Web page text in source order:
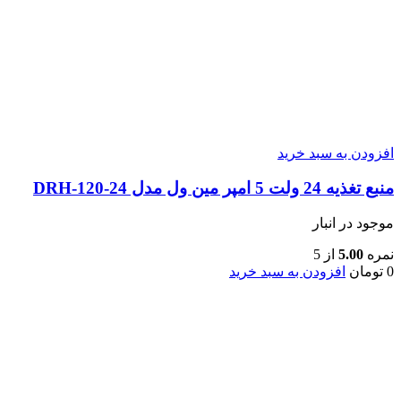
افزودن به سبد خرید
منبع تغذیه 24 ولت 5 امپر مین ول مدل DRH-120-24
موجود در انبار
نمره 5.00 از 5
0 تومان افزودن به سبد خرید